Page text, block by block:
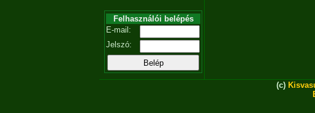
Felhasználói belépés
E-mail:
Jelszó:
(c)